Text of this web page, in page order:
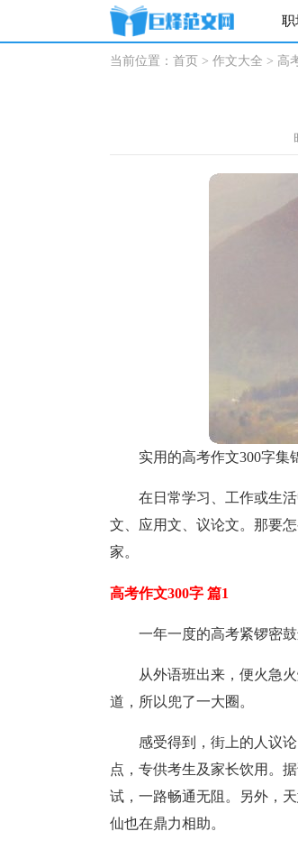
职
当前位置： 首页 > 作文大全 > 高
实用的高考作文300字集
在日常学习、工作或生
文、应用文、议论文。那要
家。
高考作文300字 篇1
一年一度的高考紧锣密鼓
从外语班出来，便火急
道，所以兜了一大圈。
感受得到，街上的人议
点，专供考生及家长饮用。
试，一路畅通无阻。另外，
仙也在鼎力相助。